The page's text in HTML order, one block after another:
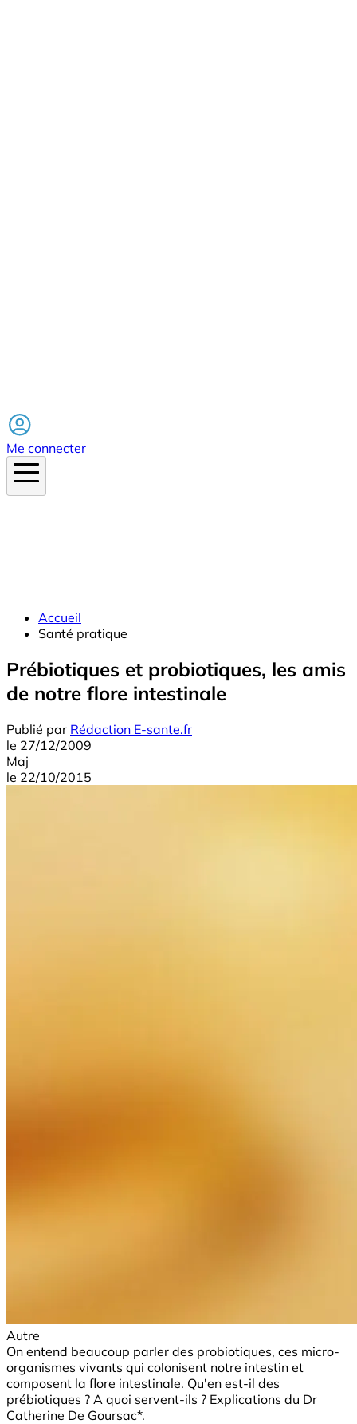
Me connecter
Accueil
Santé pratique
Prébiotiques et probiotiques, les amis
de notre flore intestinale
Publié par Rédaction E-sante.fr
le 27/12/2009
Maj
le 22/10/2015
Autre
On entend beaucoup parler des probiotiques, ces micro-
organismes vivants qui colonisent notre intestin et
composent la flore intestinale. Qu'en est-il des
prébiotiques ? A quoi servent-ils ? Explications du Dr
Catherine De Goursac*.